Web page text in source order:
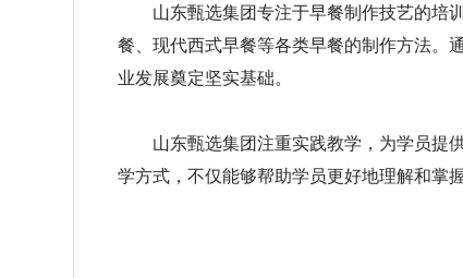
山东甄选集团专注于早餐制作技艺的培训
餐、现代西式早餐等各类早餐的制作方法。
业发展奠定坚实基础。
山东甄选集团注重实践教学，为学员提供
学方式，不仅能够帮助学员更好地理解和掌